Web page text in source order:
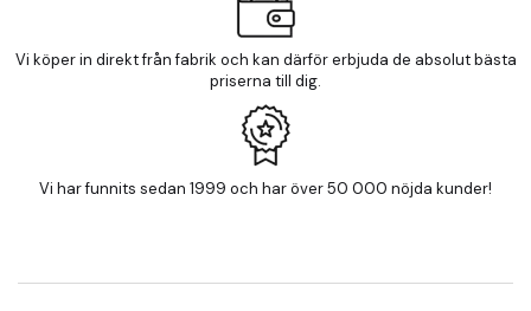
Vi köper in direkt från fabrik och kan därför erbjuda de absolut bästa
priserna till dig.
Vi har funnits sedan 1999 och har över 50 000 nöjda kunder!